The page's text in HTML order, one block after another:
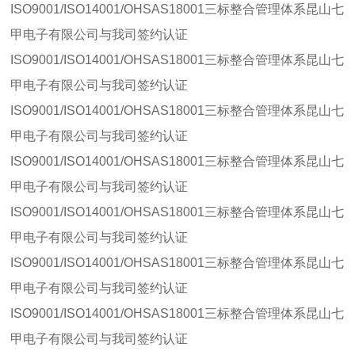
ISO9001/ISO14001/OHSAS18001三标整合管理体系昆山七
甲电子有限公司与我司签约认证
ISO9001/ISO14001/OHSAS18001三标整合管理体系昆山七
甲电子有限公司与我司签约认证
ISO9001/ISO14001/OHSAS18001三标整合管理体系昆山七
甲电子有限公司与我司签约认证
ISO9001/ISO14001/OHSAS18001三标整合管理体系昆山七
甲电子有限公司与我司签约认证
ISO9001/ISO14001/OHSAS18001三标整合管理体系昆山七
甲电子有限公司与我司签约认证
ISO9001/ISO14001/OHSAS18001三标整合管理体系昆山七
甲电子有限公司与我司签约认证
ISO9001/ISO14001/OHSAS18001三标整合管理体系昆山七
甲电子有限公司与我司签约认证